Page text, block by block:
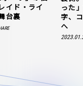
イド・ライ
台裏
った
字、
へ